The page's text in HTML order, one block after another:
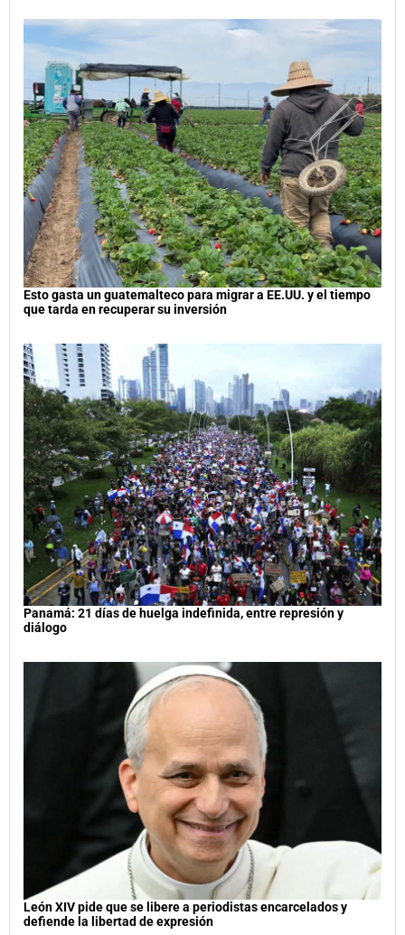
Esto gasta un guatemalteco para migrar a EE.UU. y el tiempo
que tarda en recuperar su inversión
Panamá: 21 días de huelga indefinida, entre represión y
diálogo
León XIV pide que se libere a periodistas encarcelados y
defiende la libertad de expresión